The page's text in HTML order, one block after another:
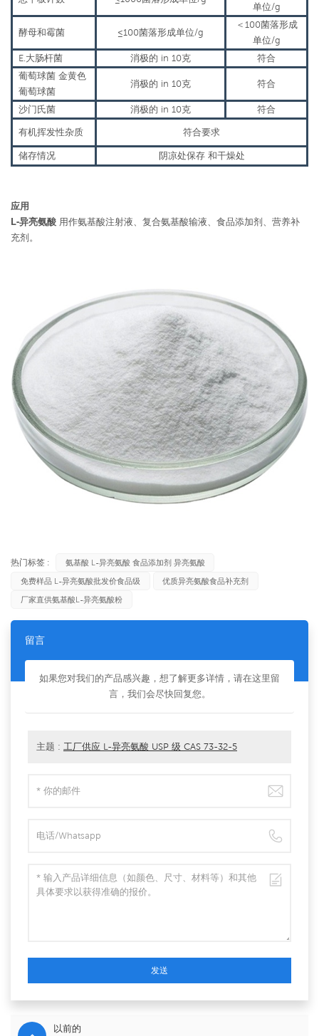
单位/g
酵母和霉菌 ≤100菌落形成单位/g
＜ 100菌落形成
单位/g
E.大肠杆菌 消极的 in 10克
符合
葡萄球菌 金黄色
葡萄球菌
消极的 in 10克 符合
沙门氏菌 消极的 in 10克 符合
有机挥发性杂质 符合要求
储存情况 阴凉处保存 和干燥处
应用
L-异亮氨酸 用作氨基酸注射液、复合氨基酸输液、食品添加剂、营养补
充剂。
热门标签 :
氨基酸 L-异亮氨酸 食品添加剂 异亮氨酸
免费样品 L-异亮氨酸批发价食品级
优质异亮氨酸食品补充剂
厂家直供氨基酸L-异亮氨酸粉
留言
如果您对我们的产品感兴趣，想了解更多详情，请在这里留
言，我们会尽快回复您。
主题 : 工厂供应 L-异亮氨酸 USP 级 CAS 73-32-5
发送
以前的